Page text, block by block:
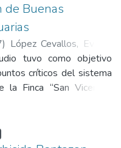
de Buenas
) López Cevallos, Evelyn
tuvo como objetivo
críticos del sistema
Finca “San Vicente”,
previo a la
bajo un enfoque